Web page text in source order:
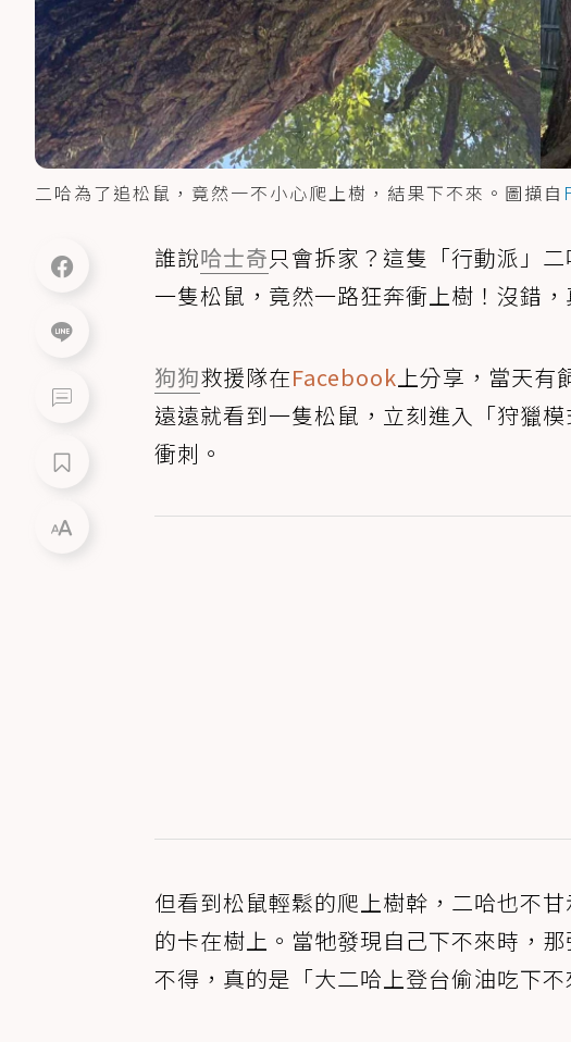
二哈為了追松鼠，竟然一不小心爬上樹，結果下不來。圖擷自
誰說哈士奇只會拆家？這隻「行動派」
一隻松鼠，竟然一路狂奔衝上樹！沒錯，
狗狗救援隊在Facebook上分享，當天有
遠遠就看到一隻松鼠，立刻進入「狩獵
衝刺。
但看到松鼠輕鬆的爬上樹幹，二哈也不
的卡在樹上。當牠發現自己下不來時，
不得，真的是「大二哈上登台偷油吃下不